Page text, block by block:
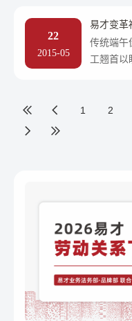
22
2015-05
易才变革
传统端午
工翘首以
1 2